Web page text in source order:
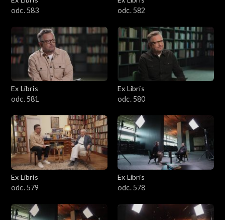
odc. 583
odc. 582
Ex Libris
odc. 581
Ex Libris
odc. 580
Ex Libris
odc. 579
Ex Libris
odc. 578